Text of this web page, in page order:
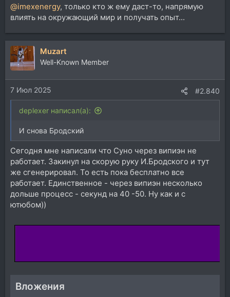
@imexenergy, только кто ж ему даст-то, напрямую
влиять на окружающий мир и получать опыт...
Muzart
Well-Known Member
7 Июл 2025 #2.840
deplexer написал(а):
И снова Бродский
Сегодня мне написали что Суно через випиэн не
работает. Закинул на скорую руку И.Бродского и тут
же сгенерировал. То есть пока бесплатно все
работает. Единственное - через випиэн несколько
дольше процесс - секунд на 40 -50. Ну как и с
ютюбом))
Вложения